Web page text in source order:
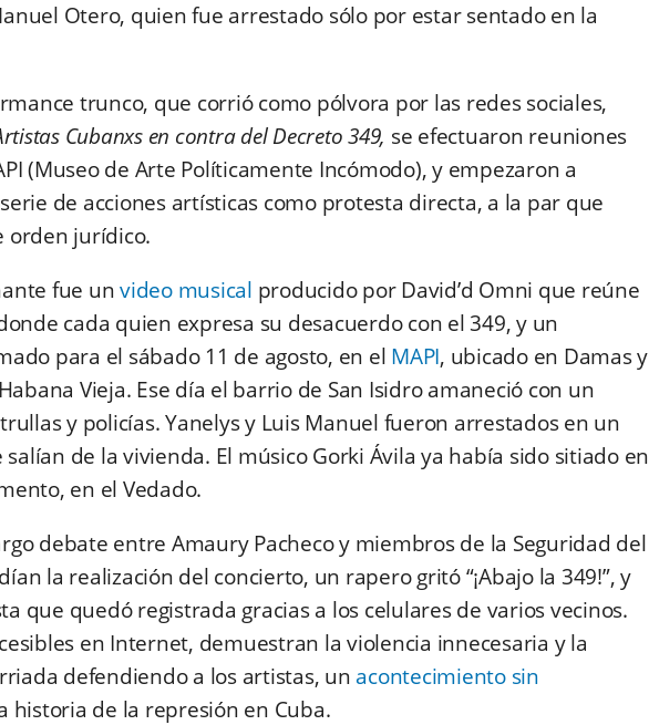
Otero, quien fue arrestado sólo por estar sentado en la
trunco, que corrió como pólvora por las redes sociales,
Cubanxs en contra del Decreto 349, se efectuaron reuniones
(Museo de Arte Políticamente Incómodo), y empezaron a
de acciones artísticas como protesta directa, a la par que
orden jurídico.
fue unvideo musical producido por David’d Omni que reúne
cada quien expresa su desacuerdo con el 349, y un
para el sábado 11 de agosto, en el MAPI, ubicado en Damas y
Vieja. Ese día el barrio de San Isidro amaneció con un
y policías. Yanelys y Luis Manuel fueron arrestados en un
de la vivienda. El músico Gorki Ávila ya había sido sitiado en
en el Vedado.
debate entre Amaury Pacheco y miembros de la Seguridad del
la realización del concierto, un rapero gritó “¡Abajo la 349!”, y
que quedó registrada gracias a los celulares de varios vecinos.
en Internet, demuestran la violencia innecesaria y la
defendiendo a los artistas, un acontecimiento sin
historia de la represión en Cuba.